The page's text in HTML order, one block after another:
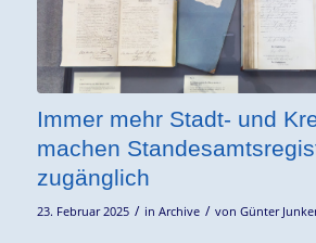
Immer mehr Stadt- und
machen
zugänglich
23. Februar 2025 / in Archive / von Günter